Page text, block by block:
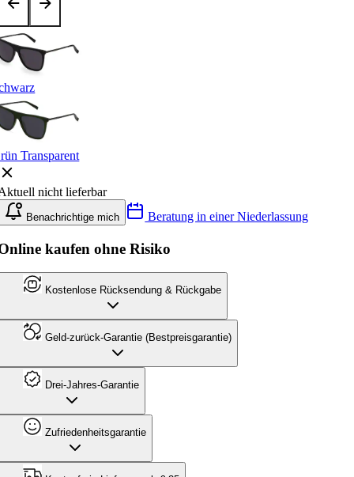
Transparent
nicht lieferbar
Benachrichtige mich Beratung in einer Niederlassung
kaufen ohne Risiko
Kostenlose Rücksendung & Rückgabe
Geld-zurück-Garantie (Bestpreisgarantie)
Drei-Jahres-Garantie
Zufriedenheitsgarantie